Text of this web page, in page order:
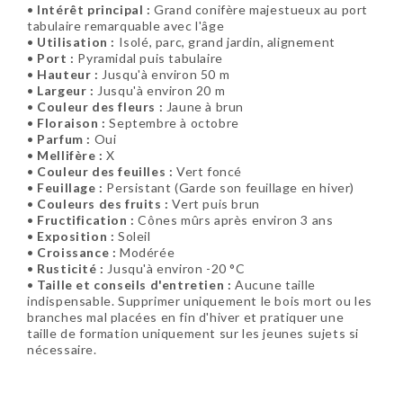
• Intérêt principal : Grand conifère majestueux au port
tabulaire remarquable avec l'âge
• Utilisation : Isolé, parc, grand jardin, alignement
• Port : Pyramidal puis tabulaire
• Hauteur : Jusqu'à environ 50 m
• Largeur : Jusqu'à environ 20 m
• Couleur des fleurs : Jaune à brun
• Floraison : Septembre à octobre
• Parfum : Oui
• Mellifère : X
• Couleur des feuilles : Vert foncé
• Feuillage : Persistant (Garde son feuillage en hiver)
• Couleurs des fruits : Vert puis brun
• Fructification : Cônes mûrs après environ 3 ans
• Exposition : Soleil
• Croissance : Modérée
• Rusticité : Jusqu'à environ -20 °C
• Taille et conseils d'entretien : Aucune taille
indispensable. Supprimer uniquement le bois mort ou les
branches mal placées en fin d'hiver et pratiquer une
taille de formation uniquement sur les jeunes sujets si
nécessaire.